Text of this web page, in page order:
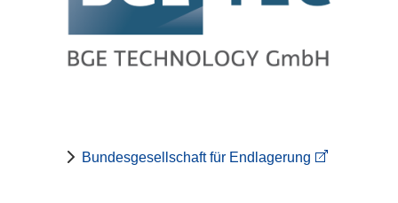
Bundesgesellschaft für Endlagerung